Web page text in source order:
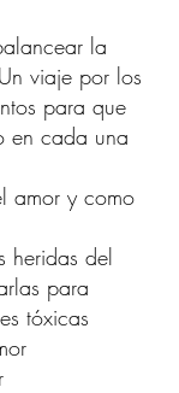
la
viaje por los
para que
en cada una
amor y como
heridas del
para
tóxicas